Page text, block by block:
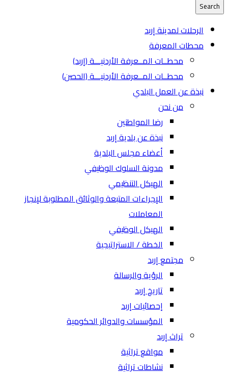
الرحلات لمدينة إربد
محطات المعرفة
محطــات المــعرفة الأردنيـــة (إربد)
محطــات المــعرفة الأردنيـــة (الحصن)
نبذة عن العمل البلدي
من نحن
رضا المواطنين
نبذة عن بلدية إربد
أعضاء مجلس البلدية
مدونة السلوك الوظيفي
الهيكل التنظيمي
الإجراءات المتبعة والوثائق المطلوبة لإنجاز
المعاملات
الهيكل الوظيفي
الخطة / الاستراتيجية
مجتمع إربد
الرؤية والرسالة
تاريخ إربد
إحصائيات إربد
المؤسسات والدوائر الحكومية
تراث إربد
مواقع تراثية
نشاطات تراثية